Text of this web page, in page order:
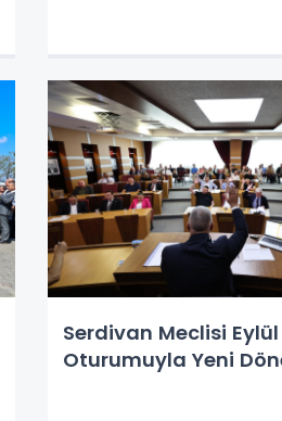
Serdivan Meclisi Eylül
Oturumuyla Yeni